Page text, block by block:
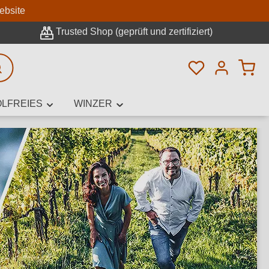
Trusted Shop (geprüft und zertifiziert)
Du hast 0
WINZER
Suche